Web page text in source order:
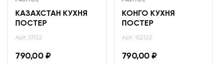
КАЗАХСТАН КУХНЯ
ПОСТЕР
Арт: 51122
790,00 ₽
КОНГО КУХНЯ
ПОСТЕР
Арт: 152122
790,00 ₽